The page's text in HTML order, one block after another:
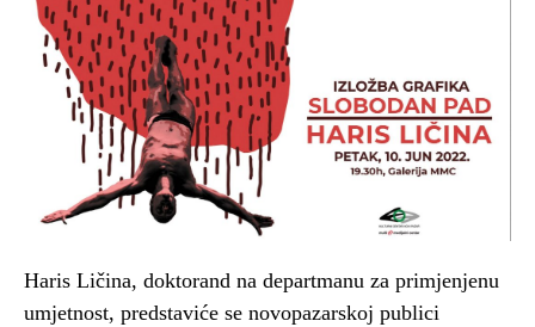
Haris Ličina, doktorand na departmanu za primjenjenu
umjetnost, predstaviće se novopazarskoj publici